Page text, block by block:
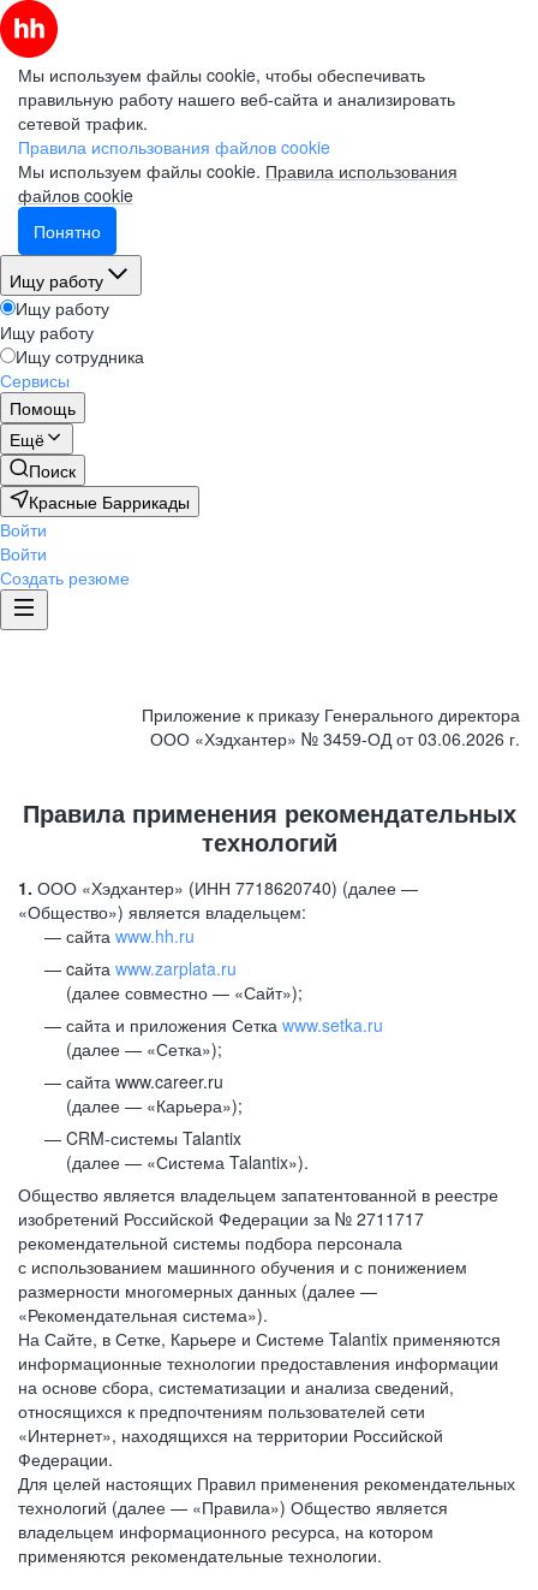
Мы используем файлы cookie, чтобы обеспечивать
правильную работу нашего веб-сайта и анализировать
сетевой трафик.
Правила использования файлов cookie
Мы используем файлы cookie. Правила использования
файлов cookie
Понятно
Ищу работу
Ищу работу
Ищу работу
Ищу сотрудника
Сервисы
Помощь
Ещё
Поиск
Красные Баррикады
Войти
Войти
Создать резюме
Приложение к приказу Генерального директора
ООО «Хэдхантер» № 3459-ОД от 03.06.2026 г.
Правила применения рекомендательных
технологий
1. ООО «Хэдхантер» (ИНН 7718620740) (далее —
«Общество») является владельцем:
сайта www.hh.ru
cайта www.zarplata.ru
(далее совместно — «Сайт»);
сайта и приложения Сетка www.setka.ru
(далее — «Сетка»);
сайта www.career.ru
(далее — «Карьера»);
CRM-системы Talantix
(далее — «Система Talantix»).
Общество является владельцем запатентованной в реестре
изобретений Российской Федерации за № 2711717
рекомендательной системы подбора персонала
с использованием машинного обучения и с понижением
размерности многомерных данных (далее —
«Рекомендательная система»).
На Сайте, в Сетке, Карьере и Системе Talantix применяются
информационные технологии предоставления информации
на основе сбора, систематизации и анализа сведений,
относящихся к предпочтениям пользователей сети
«Интернет», находящихся на территории Российской
Федерации.
Для целей настоящих Правил применения рекомендательных
технологий (далее — «Правила») Общество является
владельцем информационного ресурса, на котором
применяются рекомендательные технологии.